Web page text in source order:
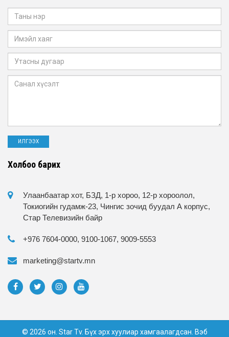
Холбоо барих
Улаанбаатар хот, БЗД, 1-р хороо, 12-р хороолол,
Токиогийн гудамж-23, Чингис зочид буудал А корпус,
Стар Телевизийн байр
+976 7604-0000, 9100-1067, 9009-5553
marketing@startv.mn
© 2026 он. Star Tv. Бүх эрх хуулиар хамгаалагдсан. Вэб